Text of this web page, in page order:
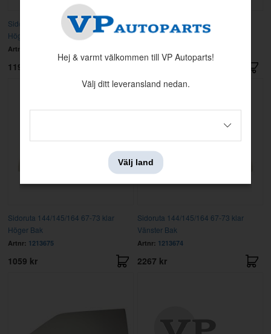
Sidoruta 142,240,260 Grön 1974-
Höger
Artnr:
1199 kr
Sidoruta 142,240,260 Klar 1974-
Vänster
Sidoruta 144/145/164 67-73 klar
Höger Bak
Artnr: 1213675
1059 kr
Sidoruta 144/145/164 67-73 klar
Vänster Bak
Artnr: 1213674
2267 kr
Hej & varmt välkommen till VP Autoparts!
Välj ditt leveransland nedan.
Välj land